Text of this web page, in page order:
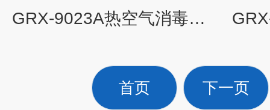
GRX-9023A热空气消毒箱,干热灭菌器报价,干热消毒箱
首页 下一页